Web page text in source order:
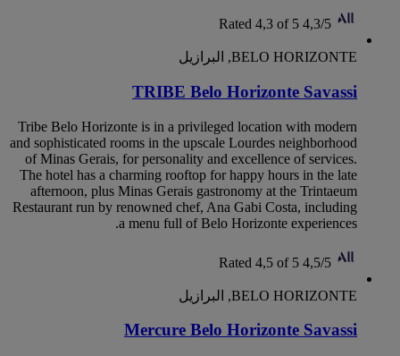
4,3/5
Rated 4,3 of 5
BELO HORIZONTE, البرازيل
TRIBE Belo Horizonte Savassi
Tribe Belo Horizonte is in a privileged location with modern
and sophisticated rooms in the upscale Lourdes neighborhood
of Minas Gerais, for personality and excellence of services.
The hotel has a charming rooftop for happy hours in the late
afternoon, plus Minas Gerais gastronomy at the Trintaeum
Restaurant run by renowned chef, Ana Gabi Costa, including
a menu full of Belo Horizonte experiences.
4,5/5
Rated 4,5 of 5
BELO HORIZONTE, البرازيل
Mercure Belo Horizonte Savassi